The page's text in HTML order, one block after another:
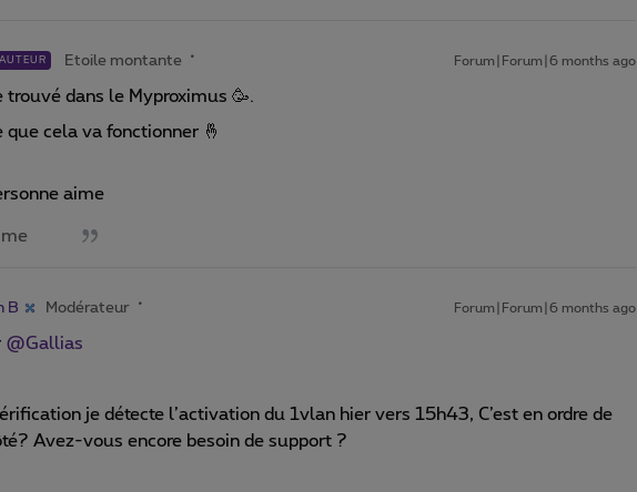
AUTEUR Etoile montante Forum|Forum|6 months ago
trouvé dans le Myproximus 🥳.
que cela va fonctionner 🤞
aime
B Modérateur Forum|Forum|6 months ago
@Gallias
je détecte l’activation du 1vlan hier vers 15h43, C’est en ordre de
Avez-vous encore besoin de support ?